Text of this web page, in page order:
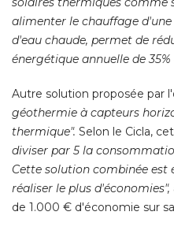
alimenter le chauffage
d'eau chaude, permet de
énergétique annuelle de 35%
Autre solution proposée par
géothermie à capteurs
thermique". Selon le Cicla,
diviser par 5 la
Cette solution combinée
réaliser le plus d'économies",
de 1.000 € d'économie sur